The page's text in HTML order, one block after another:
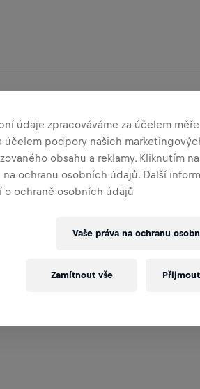
MAPU
údaje zpracováváme za účelem
účelem podpory našich
obsahu a reklamy. Kliknutím
na ochranu osobních údajů. Další
o ochraně osobních údajů
Vaše práva na ochranu
Zamítnout vše